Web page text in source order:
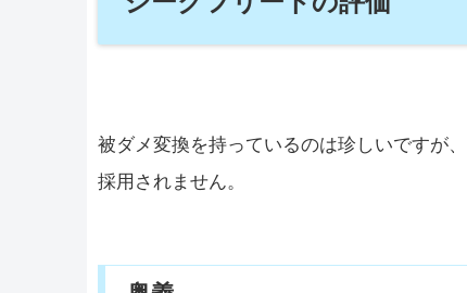
被ダメ変換を持っているのは珍しいですが
採用されません。